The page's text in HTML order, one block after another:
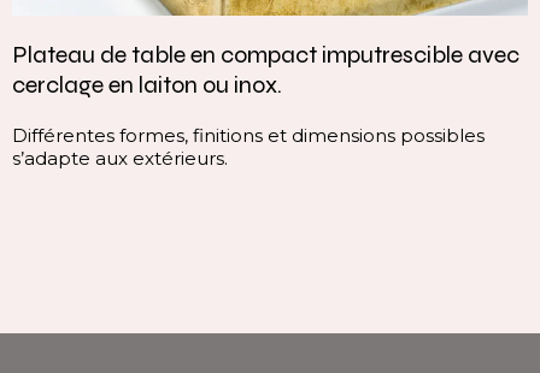
Plateau de table en compact imputrescible avec
cerclage en laiton ou inox.
Différentes formes, finitions et dimensions possibles
s’adapte aux extérieurs.